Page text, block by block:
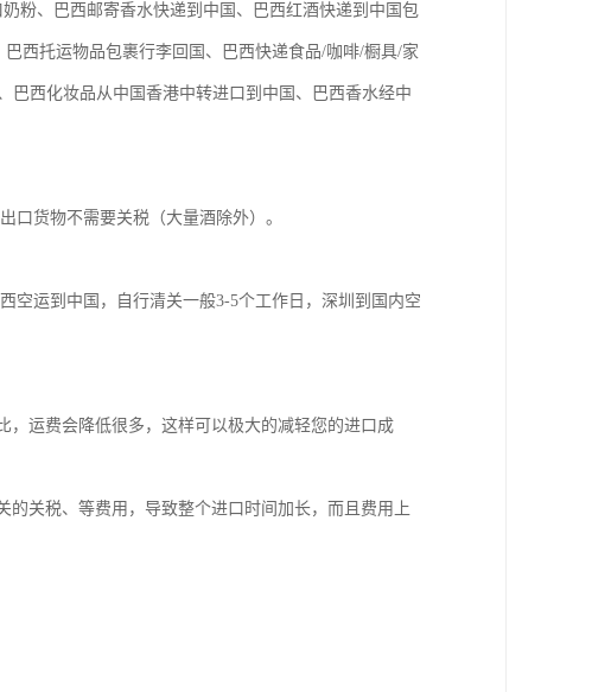
粉、巴西邮寄香水快递到中国、巴西红酒快递到中国包
西托运物品包裹行李回国、巴西快递食品/咖啡/橱具/家
西化妆品从中国香港中转进口到中国、巴西香水经中
口货物不需要关税（大量酒除外）。
空运到中国，自行清关一般3-5个工作日，深圳到国内空
，运费会降低很多，这样可以极大的减轻您的进口成
关税、等费用，导致整个进口时间加长，而且费用上